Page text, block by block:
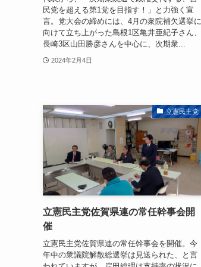
民党を超える第1党を目指す！」と力強く宣
言。党大会の締めには、4月の衆院補欠選挙に
向けて立ち上がった島根1区亀井亜紀子さん、
長崎3区山田勝彦さんを中心に、次期衆...
2024年2月4日
立憲民主党
立憲民主党佐賀県連の常任幹事会開
催
立憲民主党佐賀県連の常任幹事会を開催。今
年中の衆議院解散総選挙は見送られた、と言